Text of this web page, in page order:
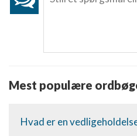
Mest populære
Hvad er en
Identificere enheder baseret
anmodede oplysninger
Nødvendig
Annoncering / marketing